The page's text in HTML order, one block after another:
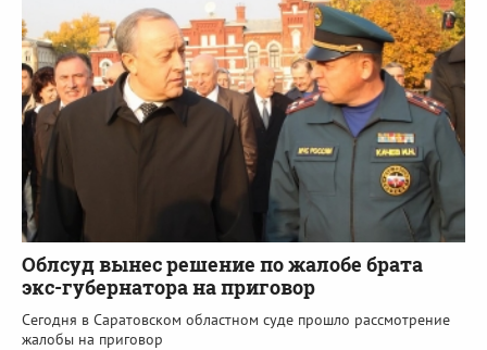
Облсуд вынес решение по жалобе брата
экс-губернатора на приговор
Сегодня в Саратовском областном суде прошло рассмотрение
жалобы на приговор